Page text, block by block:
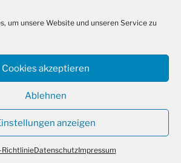
um unsere Website und unseren Service zu
Cookies akzeptieren
Ablehnen
anzeigen
RichtlinieDatenschutzImpressum
Cookie-
(EU)
Instagram
präsentiert von WordPress